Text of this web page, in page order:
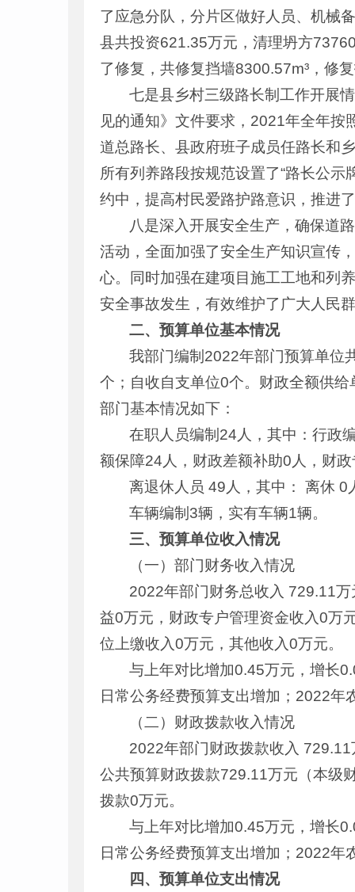
了应急分队，分片区做好人员、机械
县共投资621.35万元，清理坍方
了修复，共修复挡墙8300.57m³，修
七是县乡村三级路长制工作开展
见的通知》文件要求，2021年全年
道总路长、县政府班子成员任路长和
所有列养路段按规范设置了“路长公示
约中，提高村民爱路护路意识，推进
八是深入开展安全生产，确保道
活动，全面加强了安全生产知识宣传
心。同时加强在建项目施工工地和列
安全事故发生，有效维护了广大人民
二、预算单位基本情况
我部门编制2022年部门预算单位
个；自收自支单位0个。财政全额供
部门基本情况如下：
在职人员编制24人，其中：行政
额保障24人，财政差额补助0人，财
离退休人员 49人，其中： 离休 0
车辆编制3辆，实有车辆1辆。
三、预算单位收入情况
（一）部门财务收入情况
2022年部门财务总收入 729.11
益0万元，财政专户管理资金收入0万
位上缴收入0万元，其他收入0万元。
与上年对比增加0.45万元，增长
日常公务经费预算支出增加；2022
（二）财政拨款收入情况
2022年部门财政拨款收入
公共预算财政拨款729.11万元（本级
拨款0万元。
与上年对比增加0.45万元，增长
日常公务经费预算支出增加；2022
四、预算单位支出情况